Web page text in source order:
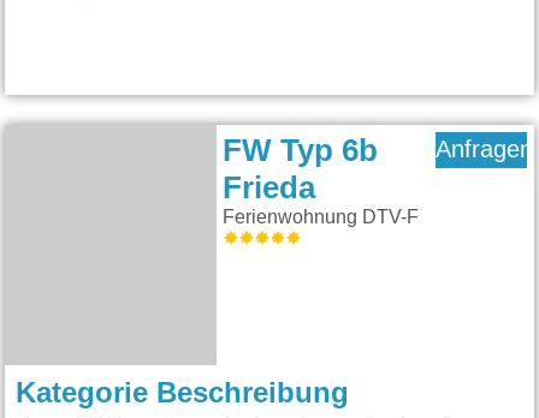
FW Typ 6b
Frieda
Ferienwohnung DTV-F
Anfragen
Kategorie Beschreibung